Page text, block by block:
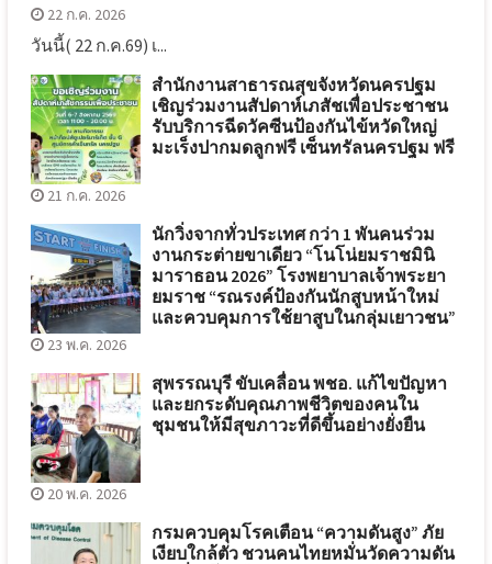
22 ก.ค. 2026
วันนี้( 22 ก.ค.69) เ...
สำนักงานสาธารณสุขจังหวัดนครปฐม
เชิญร่วมงานสัปดาห์เภสัชเพื่อประชาชน
รับบริการฉีดวัคซีนป้องกันไข้หวัดใหญ่
มะเร็งปากมดลูกฟรี เซ็นทรัลนครปฐม ฟรี
21 ก.ค. 2026
นักวิ่งจากทั่วประเทศ กว่า 1 พันคนร่วม
งานกระต่ายขาเดียว “โนโน่ยมราชมินิ
มาราธอน 2026” โรงพยาบาลเจ้าพระยา
ยมราช “รณรงค์ป้องกันนักสูบหน้าใหม่
และควบคุมการใช้ยาสูบในกลุ่มเยาวชน”
23 พ.ค. 2026
สุพรรณบุรี ขับเคลื่อน พชอ. แก้ไขปัญหา
และยกระดับคุณภาพชีวิตของคนใน
ชุมชนให้มีสุขภาวะที่ดีขึ้นอย่างยั่งยืน
20 พ.ค. 2026
กรมควบคุมโรคเตือน “ความดันสูง” ภัย
เงียบใกล้ตัว ชวนคนไทยหมั่นวัดความดัน